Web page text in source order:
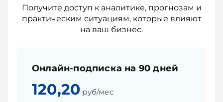
Получите доступ к аналитике, прогнозам и
практическим ситуациям, которые влияют
на ваш бизнес.
Онлайн-подписка на 90 дней
120,20 руб/мес